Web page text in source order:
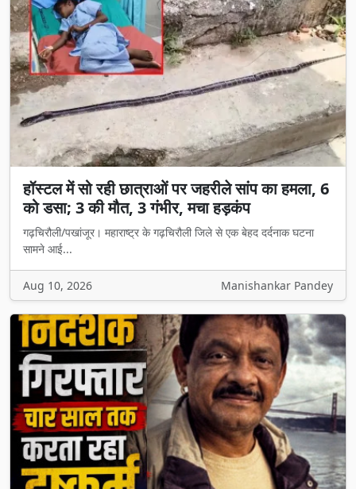
हॉस्टल में सो रही छात्राओं पर जहरीले सांप का हमला, 6
को डसा; 3 की मौत, 3 गंभीर, मचा हड़कंप
गढ़चिरौली/पखांजूर। महाराष्ट्र के गढ़चिरौली जिले से एक बेहद दर्दनाक घटना
सामने आई...
Aug 10, 2026 Manishankar Pandey